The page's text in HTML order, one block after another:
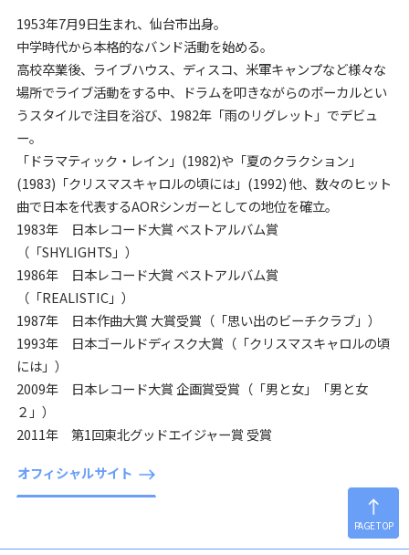
1953年7月9日生まれ、仙台市出身。
中学時代から本格的なバンド活動を始める。
高校卒業後、ライブハウス、ディスコ、米軍キャンプなど様々な
場所でライブ活動をする中、ドラムを叩きながらのボーカルとい
うスタイルで注目を浴び、1982年「雨のリグレット」でデビュ
ー。
「ドラマティック・レイン」(1982)や「夏のクラクション」
(1983)「クリスマスキャロルの頃には」(1992) 他、数々のヒット
曲で日本を代表するAORシンガーとしての地位を確立。
1983年 日本レコード大賞 ベストアルバム賞
（「SHYLIGHTS」）
1986年 日本レコード大賞 ベストアルバム賞
（「REALISTIC」）
1987年 日本作曲大賞 大賞受賞（「思い出のビーチクラブ」）
1993年 日本ゴールドディスク大賞（「クリスマスキャロルの頃
には」）
2009年 日本レコード大賞 企画賞受賞（「男と女」「男と女
２」）
2011年 第1回東北グッドエイジャー賞 受賞
オフィシャルサイト
PAGE TOP